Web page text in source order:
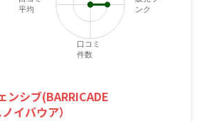
ンシブ(BARRICADE
イバウア）
ンク
口コミ
件数
平均